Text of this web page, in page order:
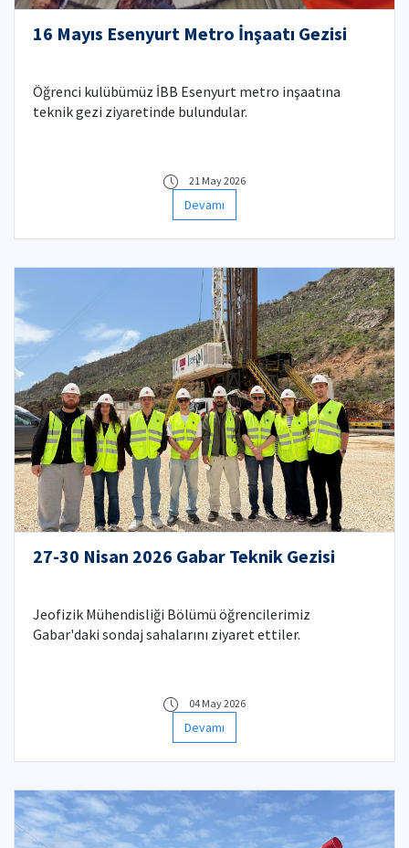
16 Mayıs Esenyurt Metro İnşaatı Gezisi
Öğrenci kulübümüz İBB Esenyurt metro inşaatına
teknik gezi ziyaretinde bulundular.
21 May 2026
Devamı
27-30 Nisan 2026 Gabar Teknik Gezisi
Jeofizik Mühendisliği Bölümü öğrencilerimiz
Gabar'daki sondaj sahalarını ziyaret ettiler.
04 May 2026
Devamı